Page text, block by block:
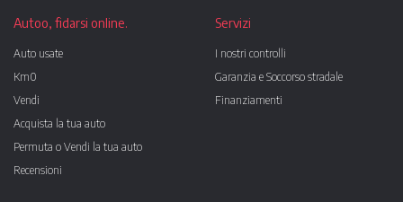
Autoo, fidarsi online.
Auto usate
Km0
Vendi
Acquista la tua auto
Permuta o Vendi la tua auto
Recensioni
Servizi
I nostri controlli
Garanzia e Soccorso stradale
Finanziamenti